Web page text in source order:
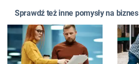
Sprawdź też inne pomysły na biznes